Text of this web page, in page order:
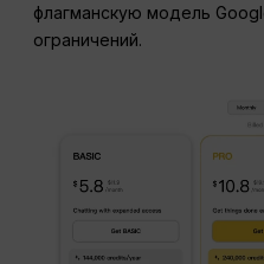
флагманскую модель
ограничений.